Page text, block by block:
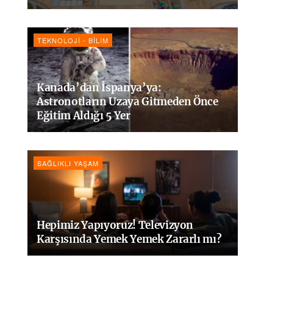
TEKNOLOJI - BILIM
Kanada’dan İspanya’ya:
Astronotların Uzaya Gitmeden Önce
Eğitim Aldığı 5 Yer
SAĞLIKLI YAŞAM
Hepimiz Yapıyoruz! Televizyon
Karşısında Yemek Yemek Zararlı mı?